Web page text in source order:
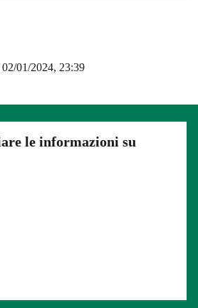
02/01/2024, 23:39
le informazioni su